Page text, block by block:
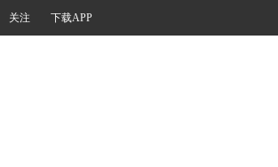
关注 下载APP